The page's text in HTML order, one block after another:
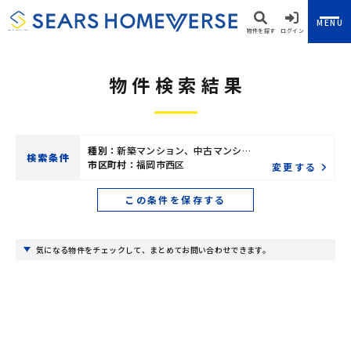
物件を探す ログイン
MENU
物件検索結果
検索条件
種別：
新築マンション、中古マンション
市区町村： 福岡市西区 変更する
この条件を保存する
気になる物件をチェックして、まとめてお問い合わせできます。